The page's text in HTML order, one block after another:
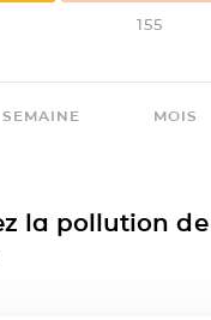
155
SEMAINE MOIS
la pollution